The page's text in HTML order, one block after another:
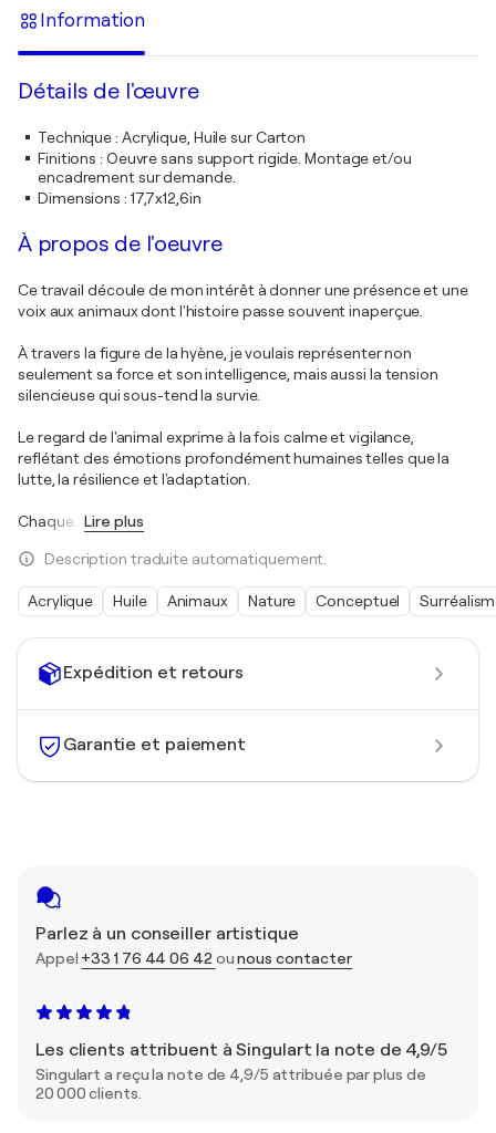
Expédition et retours
Garantie et paiement
Parlez à un conseiller artistique
Appel +33 1 76 44 06 42 ounous contacter
Les clients attribuent à Singulart la note de 4,9/5
Singulart a reçu la note de 4,9/5 attribuée par plus de
20 000 clients.
Information
Détails de l'œuvre
Technique: Acrylique, Huile sur Carton
Finitions : Oeuvre sans support rigide. Montage et/ou
encadrement sur demande.
Dimensions : 17,7x12,6in
À propos de l'oeuvre
Ce travail découle de mon intérêt à donner une présence et une
voix aux animaux dont l'histoire passe souvent inaperçue.
À travers la figure de la hyène, je voulais représenter non
seulement sa force et son intelligence, mais aussi la tension
silencieuse qui sous-tend la survie.
Le regard de l'animal exprime à la fois calme et vigilance,
reflétant des émotions profondément humaines telles que la
lutte, la résilience et l'adaptation.
Chaque Lire plus
Description traduite automatiquement.
Acrylique Huile Animaux Nature Conceptuel